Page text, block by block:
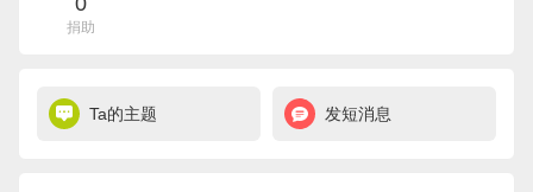
捐助
Ta的主题 发短消息